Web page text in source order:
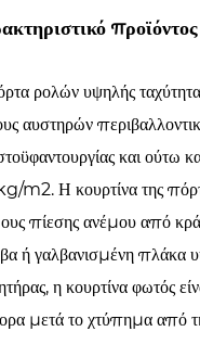
ρολών υψηλής
αυστηρών
και ούτω
m2. Η κουρτίνα της
πίεσης ανέμου από
ή γαλβανισμένη πλάκα
η κουρτίνα φωτός
μετά το χτύπημα από